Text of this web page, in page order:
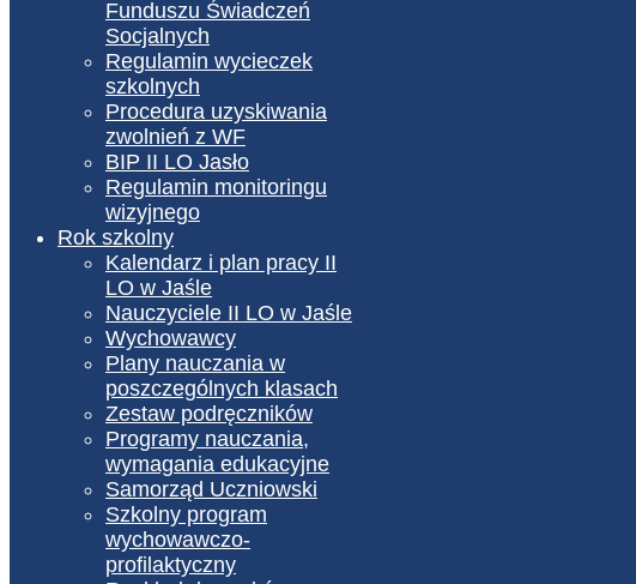
Funduszu Świadczeń
Socjalnych
Regulamin wycieczek
szkolnych
Procedura uzyskiwania
zwolnień z WF
BIP II LO Jasło
Regulamin monitoringu
wizyjnego
Rok szkolny
Kalendarz i plan pracy II
LO w Jaśle
Nauczyciele II LO w Jaśle
Wychowawcy
Plany nauczania w
poszczególnych klasach
Zestaw podręczników
Programy nauczania,
wymagania edukacyjne
Samorząd Uczniowski
Szkolny program
wychowawczo-
profilaktyczny